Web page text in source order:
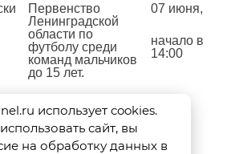
Первенство
Ленинградской
области по
футболу среди
команд мальчиков
до 15 лет.
ФК «Тосно»
(Тосно).
07 июня,
начало в
14:00
использует cookies.
сайт, вы
на обработку данных в